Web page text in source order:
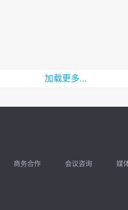
加载更多...
商务合作 会议咨询 媒